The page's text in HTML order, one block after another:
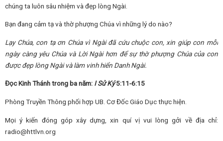
chúng ta luôn sâu nhiệm và đẹp lòng Ngài.
Bạn đang cảm tạ và thờ phượng Chúa vì những lý do nào?
Lạy Chúa, con tạ ơn Chúa vì Ngài đã cứu chuộc con, xin giúp con mỗi
ngày càng yêu Chúa và Lời Ngài hơn để sự thờ phượng Chúa của con
được đẹp lòng Ngài và làm vinh hiển Danh Ngài.
Đọc Kinh Thánh trong ba năm: I Sử Ký5:11-6:15
Phòng Truyền Thông phối hợp UB. Cơ Đốc Giáo Dục thực hiện.
Mọi ý kiến đóng góp xây dựng, xin quí vị vui lòng gởi về địa chỉ:
radio@httlvn.org